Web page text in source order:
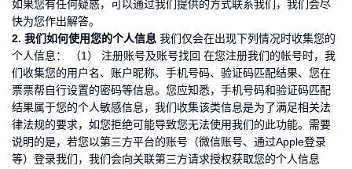
如果您有任何疑惑，可以通过我们提供的方式联系我们，我们会尽
快为您作出解答。
2. 我们如何使用您的个人信息 我们仅会在出现下列情况时收集您的
个人信息： （1） 注册账号及账号找回 在您注册我们的帐号时，我
们收集您的用户名、账户昵称、手机号码、验证码匹配结果、您在
票票帮自行设置的密码等信息。您应知悉，手机号码和验证码匹配
结果属于您的个人敏感信息，我们收集该类信息是为了满足相关法
律法规的要求，如您拒绝可能导致您无法使用我们的此功能。需要
说明的是，若您以第三方平台的账号（微信账号、通过Apple登录
等）登录我们，我们会向关联第三方请求授权获取您的个人信息